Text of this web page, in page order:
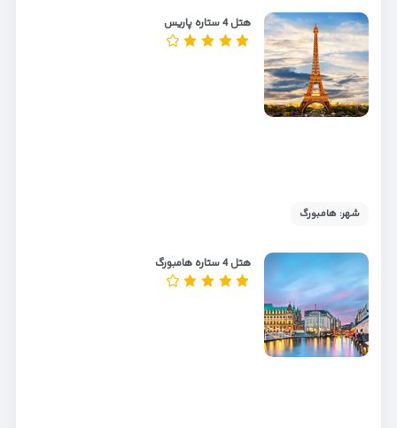
هتل 4 ستاره پاریس
شهر: هامبورگ
هتل 4 ستاره هامبورگ